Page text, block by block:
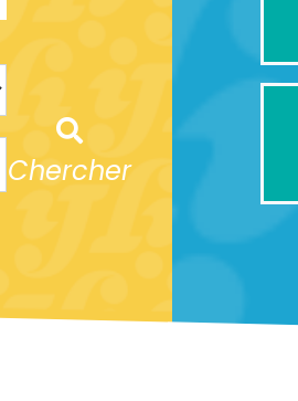
Chercher